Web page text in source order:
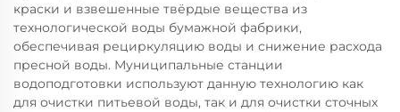
краски и взвешенные твёрдые вещества из
технологической воды бумажной фабрики,
обеспечивая рециркуляцию воды и снижение расхода
пресной воды. Муниципальные станции
водоподготовки используют данную технологию как
для очистки питьевой воды, так и для очистки сточных